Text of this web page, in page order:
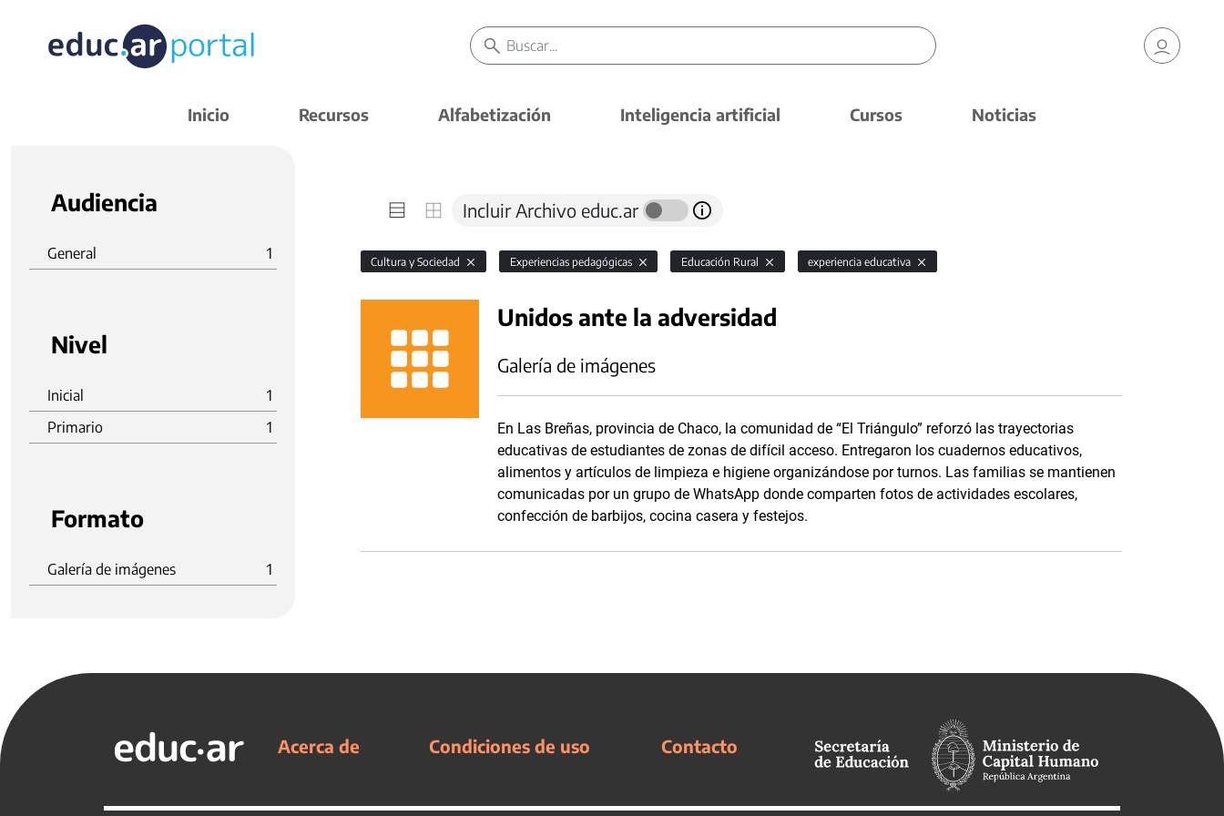
Inicio Recursos Alfabetización Inteligencia artificial Cursos Noticias
Audiencia
General 1
Nivel
Inicial
1
Primario
1
Formato
Galería de imágenes 1
Incluir Archivo educ.ar
Cultura y Sociedad Experiencias pedagógicas Educación Rural experiencia educativa
Unidos ante la adversidad
Galería de imágenes
En Las Breñas, provincia de Chaco, la comunidad de “El Triángulo” reforzó las trayectorias
educativas de estudiantes de zonas de difícil acceso. Entregaron los cuadernos educativos,
alimentos y artículos de limpieza e higiene organizándose por turnos. Las familias se mantienen
comunicadas por un grupo de WhatsApp donde comparten fotos de actividades escolares,
confección de barbijos, cocina casera y festejos.
Acerca de Condiciones de uso Contacto